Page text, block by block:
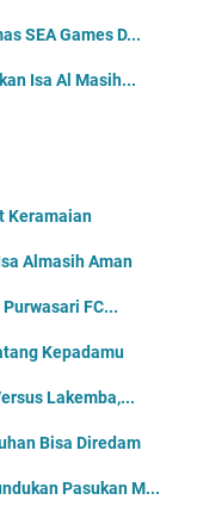
SEA Games D...
Isa Al Masih...
Keramaian
Almasih Aman
FC...
Kepadamu
Lakemba,...
Bisa Diredam
Pasukan M...